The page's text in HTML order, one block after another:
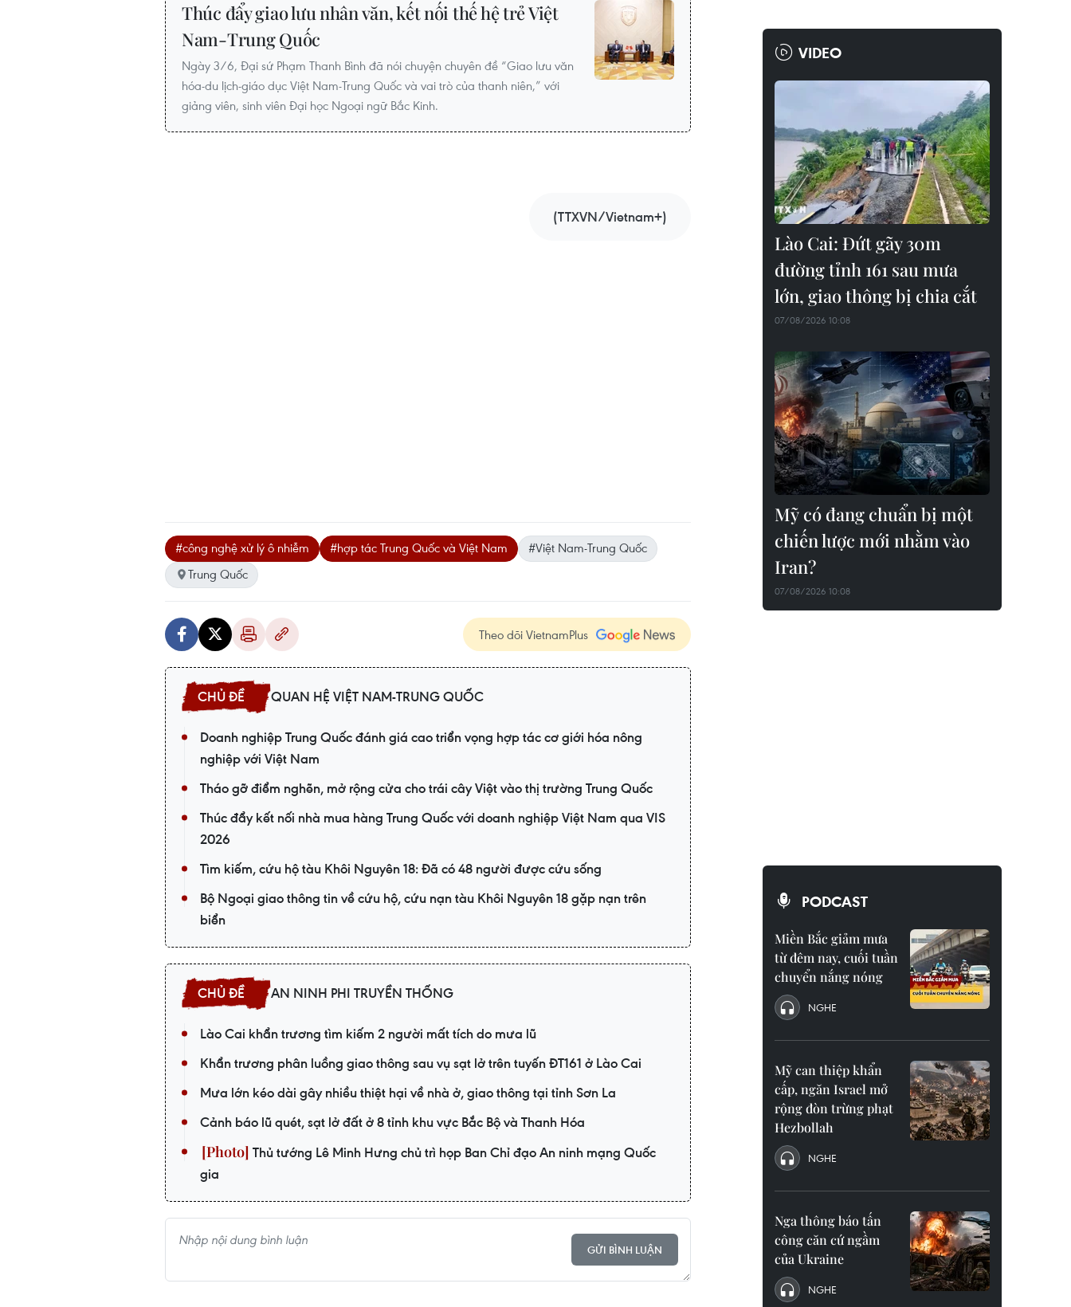
Thúc đẩy giao lưu nhân văn, kết nối thế hệ trẻ Việt
Nam-Trung Quốc
Ngày 3/6, Đại sứ Phạm Thanh Bình đã nói chuyện chuyên đề “Giao lưu văn
hóa-du lịch-giáo dục Việt Nam-Trung Quốc và vai trò của thanh niên,” với
giảng viên, sinh viên Đại học Ngoại ngữ Bắc Kinh.
(TTXVN/Vietnam+)
#công nghệ xử lý ô nhiễm #hợp tác Trung Quốc và Việt Nam
#Việt Nam-Trung Quốc
Trung Quốc
Theo dõi VietnamPlus
QUAN HỆ VIỆT NAM-TRUNG QUỐC
Doanh nghiệp Trung Quốc đánh giá cao triển vọng hợp tác cơ giới hóa nông
nghiệp với Việt Nam
Tháo gỡ điểm nghẽn, mở rộng cửa cho trái cây Việt vào thị trường Trung Quốc
Thúc đẩy kết nối nhà mua hàng Trung Quốc với doanh nghiệp Việt Nam qua VIS
2026
Tìm kiếm, cứu hộ tàu Khôi Nguyên 18: Đã có 48 người được cứu sống
Bộ Ngoại giao thông tin về cứu hộ, cứu nạn tàu Khôi Nguyên 18 gặp nạn trên
biển
AN NINH PHI TRUYỀN THỐNG
Lào Cai khẩn trương tìm kiếm 2 người mất tích do mưa lũ
Khẩn trương phân luồng giao thông sau vụ sạt lở trên tuyến ĐT161 ở Lào Cai
Mưa lớn kéo dài gây nhiều thiệt hại về nhà ở, giao thông tại tỉnh Sơn La
Cảnh báo lũ quét, sạt lở đất ở 8 tỉnh khu vực Bắc Bộ và Thanh Hóa
Thủ tướng Lê Minh Hưng chủ trì họp Ban Chỉ đạo An ninh mạng Quốc
gia
GỬI BÌNH LUẬN
VIDEO
Lào Cai: Đứt gãy 30m
đường tỉnh 161 sau mưa
lớn, giao thông bị chia cắt
07/08/2026 10:08
Mỹ có đang chuẩn bị một
chiến lược mới nhằm vào
Iran?
07/08/2026 10:08
PODCAST
Miền Bắc giảm mưa
từ đêm nay, cuối tuần
chuyển nắng nóng
NGHE
Mỹ can thiệp khẩn
cấp, ngăn Israel mở
rộng đòn trừng phạt
Hezbollah
NGHE
Nga thông báo tấn
công căn cứ ngầm
của Ukraine
NGHE